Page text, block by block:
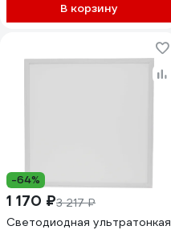
В корзину
-64%
1 170 ₽3 217 ₽
Светодиодная ультратонкая